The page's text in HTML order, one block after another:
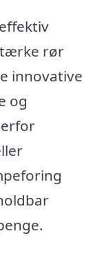
rør
innovative
og